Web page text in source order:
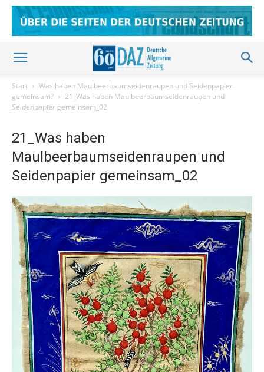
Start
Was haben Maulbeerbaumseidenraupen und Seidenpapier
gemeinsam?
21_Was haben Maulbeerbaumseidenraupen und
Seidenpapier gemeinsam_02
21_Was haben
Maulbeerbaumseidenraupen und
Seidenpapier gemeinsam_02